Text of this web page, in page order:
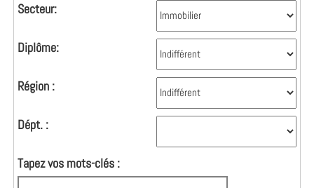
Secteur:
Diplôme:
Région :
Dépt. :
Tapez vos mots-clés :